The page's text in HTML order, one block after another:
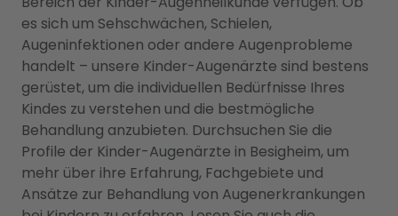
es sich um Sehschwächen, Schielen,
Augeninfektionen oder andere Augenprobleme
handelt – unsere Kinder-Augenärzte sind bestens
gerüstet, um die individuellen Bedürfnisse Ihres
Kindes zu verstehen und die bestmögliche
Behandlung anzubieten. Durchsuchen Sie die
Profile der Kinder-Augenärzte in Besigheim, um
mehr über ihre Erfahrung, Fachgebiete und
Ansätze zur Behandlung von Augenerkrankungen